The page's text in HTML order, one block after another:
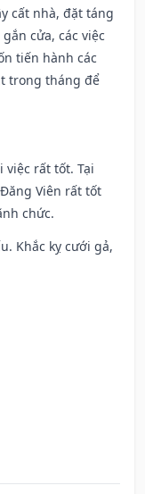
cất nhà, đặt táng
cửa, các việc
tiến hành các
trong tháng để
việc rất tốt. Tại
Viên rất tốt
chức.
Khắc kỵ cưới gả,